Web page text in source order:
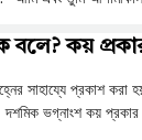
বলে? কয়
সাহায্যে প্রকাশ করা
ভগ্নাংশ কয়